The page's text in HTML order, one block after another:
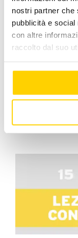
nostri partner che
pubblicità e
con altre
raccolto dal suo
svolge ogni
il 17 Marzo. Il
visitatori
siamo
energetiche.
Marzo 21, 2023 |